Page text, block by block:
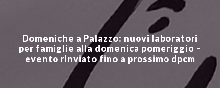
Domeniche a Palazzo: nuovi laboratori
per famiglie alla domenica pomeriggio –
evento rinviato fino a prossimo dpcm